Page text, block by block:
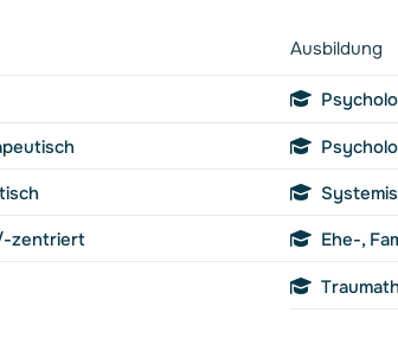
zentriert
Ausbildung
Ehe-,